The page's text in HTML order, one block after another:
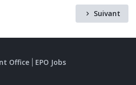
Suivant
Office EPO Jobs